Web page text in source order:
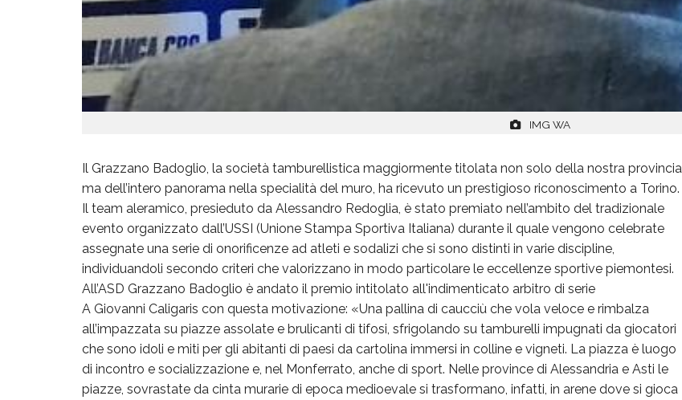
IMG WA
Il Grazzano Badoglio, la società tamburellistica maggiormente titolata non solo della nostra provincia
ma dell’intero panorama nella specialità del muro, ha ricevuto un prestigioso riconoscimento a Torino.
Il team aleramico, presieduto da Alessandro Redoglia, è stato premiato nell’ambito del tradizionale
evento organizzato dall’USSI (Unione Stampa Sportiva Italiana) durante il quale vengono celebrate
assegnate una serie di onorificenze ad atleti e sodalizi che si sono distinti in varie discipline,
individuandoli secondo criteri che valorizzano in modo particolare le eccellenze sportive piemontesi.
All’ASD Grazzano Badoglio è andato il premio intitolato all'indimenticato arbitro di serie
A Giovanni Caligaris con questa motivazione: «Una pallina di caucciù che vola veloce e rimbalza
all’impazzata su piazze assolate e brulicanti di tifosi, sfrigolando su tamburelli impugnati da giocatori
che sono idoli e miti per gli abitanti di paesi da cartolina immersi in colline e vigneti. La piazza è luogo
di incontro e socializzazione e, nel Monferrato, anche di sport. Nelle province di Alessandria e Asti le
piazze, sovrastate da cinta murarie di epoca medioevale si trasformano, infatti, in arene dove si gioca